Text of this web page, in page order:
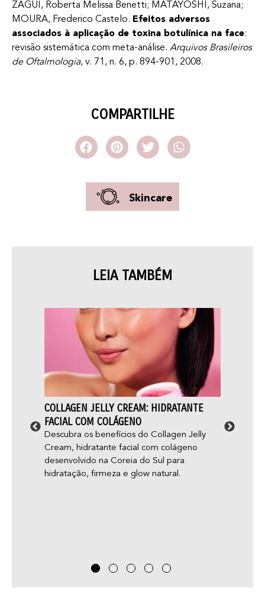
ZAGUI, Roberta Melissa Benetti; MATAYOSHI, Suzana;
MOURA, Frederico Castelo. Efeitos adversos
associados à aplicação de toxina botulínica na face:
revisão sistemática com meta-análise. Arquivos Brasileiros
de Oftalmologia, v. 71, n. 6, p. 894-901, 2008.
COMPARTILHE
Skincare
LEIA TAMBÉM
COLLAGEN JELLY CREAM: HIDRATANTE
FACIAL COM COLÁGENO
Descubra os benefícios do Collagen Jelly
Cream, hidratante facial com colágeno
desenvolvido na Coreia do Sul para
hidratação, firmeza e glow natural.